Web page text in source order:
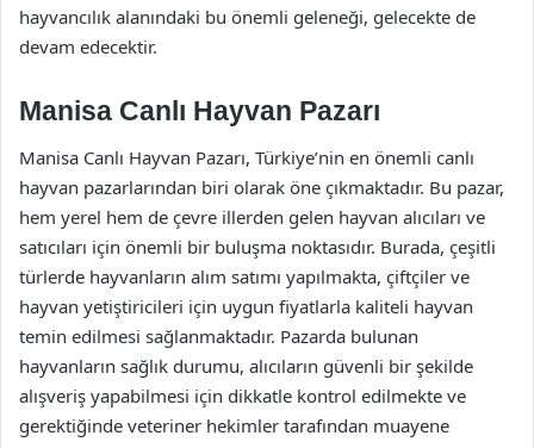
hayvancılık alanındaki bu önemli geleneği, gelecekte de
devam edecektir.
Manisa Canlı Hayvan Pazarı
Manisa Canlı Hayvan Pazarı, Türkiye’nin en önemli canlı
hayvan pazarlarından biri olarak öne çıkmaktadır. Bu pazar,
hem yerel hem de çevre illerden gelen hayvan alıcıları ve
satıcıları için önemli bir buluşma noktasıdır. Burada, çeşitli
türlerde hayvanların alım satımı yapılmakta, çiftçiler ve
hayvan yetiştiricileri için uygun fiyatlarla kaliteli hayvan
temin edilmesi sağlanmaktadır. Pazarda bulunan
hayvanların sağlık durumu, alıcıların güvenli bir şekilde
alışveriş yapabilmesi için dikkatle kontrol edilmekte ve
gerektiğinde veteriner hekimler tarafından muayene